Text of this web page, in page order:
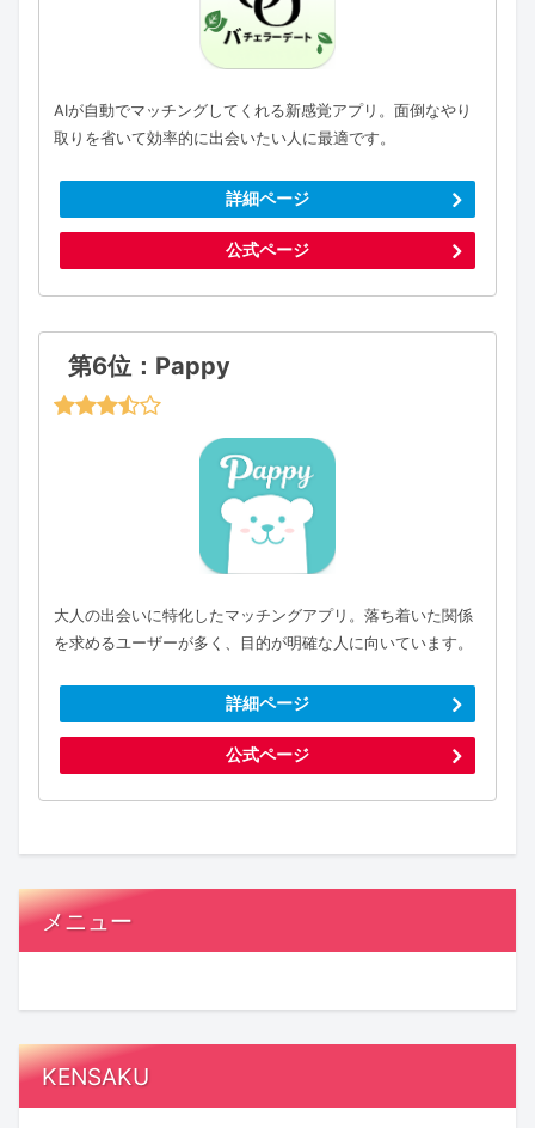
AIが自動でマッチングしてくれる新感覚アプリ。面倒なやり
取りを省いて効率的に出会いたい人に最適です。
詳細ページ
公式ページ
第6位：Pappy
大人の出会いに特化したマッチングアプリ。落ち着いた関係
を求めるユーザーが多く、目的が明確な人に向いています。
詳細ページ
公式ページ
メニュー
KENSAKU